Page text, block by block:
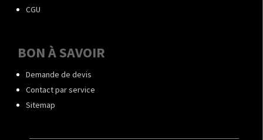
CGU
BON À SAVOIR
Demande de devis
Contact par service
Sitemap